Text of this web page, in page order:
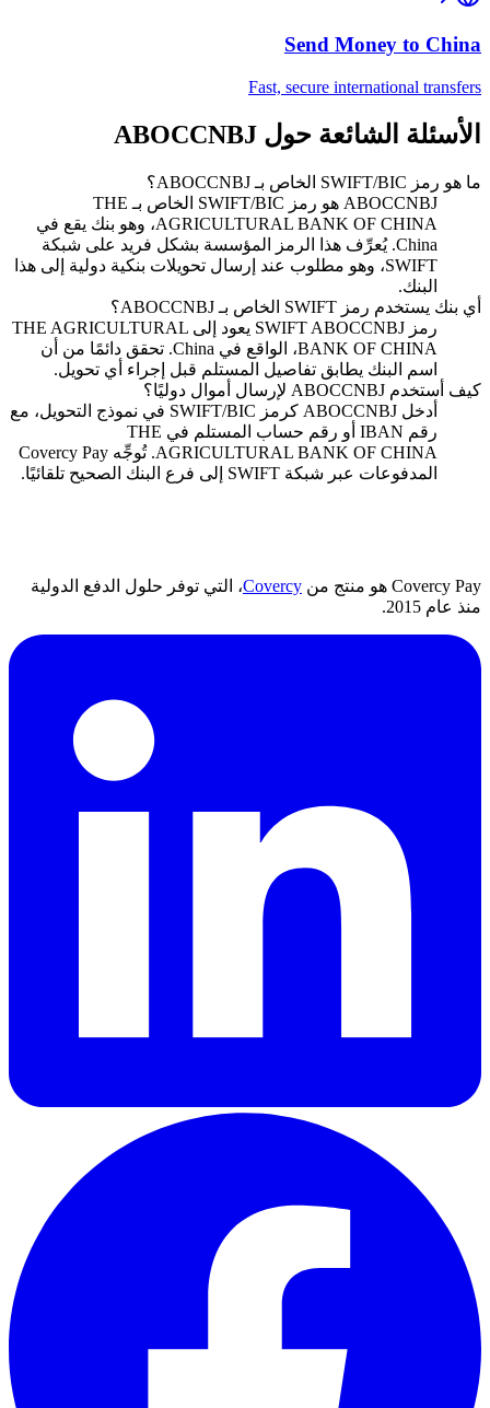
Send Money to China
Fast, secure international transfers
الأسئلة الشائعة حول ABOCCNBJ
ما هو رمز SWIFT/BIC الخاص بـ ABOCCNBJ؟
ABOCCNBJ هو رمز SWIFT/BIC الخاص بـ THE
AGRICULTURAL BANK OF CHINA، وهو بنك يقع في
China. يُعرِّف هذا الرمز المؤسسة بشكل فريد على شبكة
SWIFT، وهو مطلوب عند إرسال تحويلات بنكية دولية إلى هذا
البنك.
أي بنك يستخدم رمز SWIFT الخاص بـ ABOCCNBJ؟
رمز SWIFT ABOCCNBJ يعود إلى THE AGRICULTURAL
BANK OF CHINA، الواقع في China. تحقق دائمًا من أن
اسم البنك يطابق تفاصيل المستلم قبل إجراء أي تحويل.
كيف أستخدم ABOCCNBJ لإرسال أموال دوليًا؟
أدخل ABOCCNBJ كرمز SWIFT/BIC في نموذج التحويل، مع
رقم IBAN أو رقم حساب المستلم في THE
AGRICULTURAL BANK OF CHINA. تُوجِّه Covercy Pay
المدفوعات عبر شبكة SWIFT إلى فرع البنك الصحيح تلقائيًا.
Covercy Pay هو منتج من Covercy، التي توفر حلول الدفع الدولية
منذ عام 2015.